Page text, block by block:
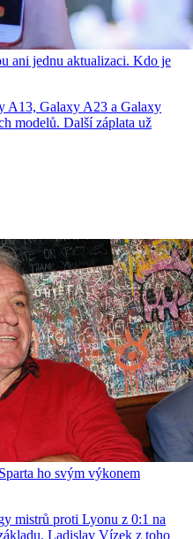
ani jednu aktualizaci. Kdo je
A13, Galaxy A23 a Galaxy
modelů. Další záplata už
ho svým výkonem
mistrů proti Lyonu z 0:1 na
Ladislav Vízek z toho